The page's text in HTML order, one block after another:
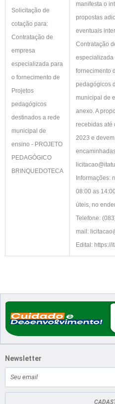
Solicitação de
cotação para:
Contratação de
empresa
especializada para
o fornecimento de
Projetos
pedagógicos
destinados a rede
municipal de
ensino - PROJETO
PEDAGÓGICO
BRINQUEDOTECA
manifesta o
propostas
eventuais
Contratação
especializada
fornecimento
pedagógicos
municipal de
anexo. A
recebidas até
2023 e
Informações:
08:00 as
úteis, no
Telefone:
mail:
Edital: https://
Newsletter
mail